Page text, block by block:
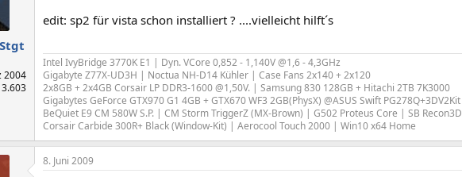
2004
edit: sp2 für vista schon installiert ? ....vielleicht hilft´s
Intel IvyBridge 3770K E1 | Dyn. VCore 0,852 - 1,140V @1,6 - 4,3GHz
Gigabyte Z77X-UD3H | Noctua NH-D14 Kühler | Case Fans 2x140 + 2x120
2x8GB + 2x4GB Corsair LP DDR3-1600 @1,50V. | Samsung 830 128GB + Hitachi 2TB 7K3000
Gigabytes GeForce GTX970 G1 4GB + GTX670 WF3 2GB(PhysX) @ASUS Swift PG278Q+3DV2Kit
BeQuiet E9 CM 580W S.P. | CM Storm TriggerZ (MX-Brown) | G502 Proteus Core | SB Recon3D
Corsair Carbide 300R+ Black (Window-Kit) | Aerocool Touch 2000 | Win10 x64 Home
8. Juni 2009